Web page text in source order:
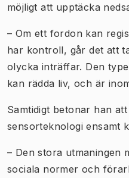
möjligt att upptäcka
– Om ett fordon kan
har kontroll, går det att
olycka inträffar. Den
kan rädda liv, och är
Samtidigt betonar han
sensorteknologi ensamt
– Den stora utmaningen
sociala normer och